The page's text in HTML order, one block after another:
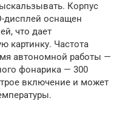
Корпус
дисплей оснащен
что дает
картинку. Частота
автономной работы —
фонарика — 300
включение и может